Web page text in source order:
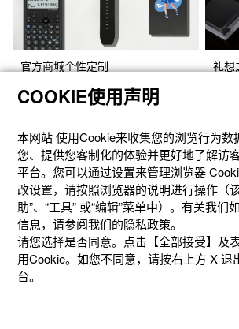
官方商城个性定制 礼想
产品
COOKIE使用声明
本网站 使⽤Cookie来收集您的浏览⾏为数
您、提供您客制化的体验并更好地了解访
平台。您可以通过设置来管理浏览器
改设置，请按照浏览器的说明进⾏操作（
助”、“⼯具” 或“编辑”菜单中）。有关我们
信息，请参阅我们的隐私政策。
请您选择是否同意。点击【全部接受】及
用Cookie。如您不同意，请按右上⽅ X 退
台。